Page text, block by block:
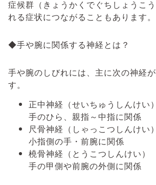
症候群（きょうかくでぐちしょうこ
れる症状につながることもあります。
◆手や腕に関係する神経とは？
手や腕のしびれには、主に次の神経
す。
正中神経（せいちゅうしんけい）
手のひら、親指～中指に関係
尺骨神経（しゃっこつしんけい）
小指側の手・前腕に関係
橈骨神経（とうこつしんけい）
手の甲側や前腕の外側に関係